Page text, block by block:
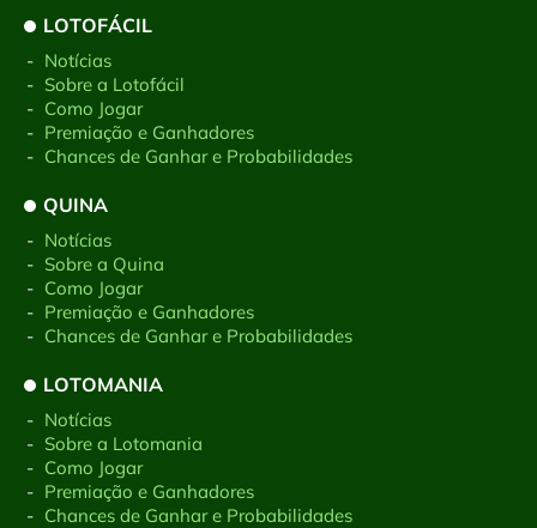
LOTOFÁCIL
- Notícias
- Sobre a Lotofácil
- Como Jogar
- Premiação e Ganhadores
- Chances de Ganhar e Probabilidades
QUINA
- Notícias
- Sobre a Quina
- Como Jogar
- Premiação e Ganhadores
- Chances de Ganhar e Probabilidades
LOTOMANIA
- Notícias
- Sobre a Lotomania
- Como Jogar
- Premiação e Ganhadores
- Chances de Ganhar e Probabilidades